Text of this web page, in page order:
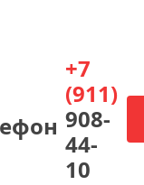
+7
(911)
908-
44-
10